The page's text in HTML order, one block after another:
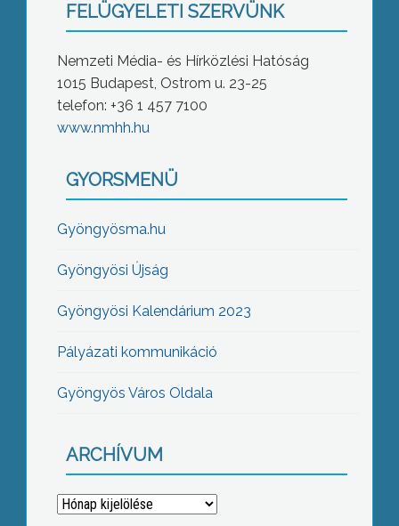
FELÜGYELETI SZERVÜNK
Nemzeti Média- és Hírközlési Hatóság
1015 Budapest, Ostrom u. 23-25
telefon: +36 1 457 7100
www.nmhh.hu
GYORSMENÜ
Gyöngyösma.hu
Gyöngyösi Újság
Gyöngyösi Kalendárium 2023
Pályázati kommunikáció
Gyöngyös Város Oldala
ARCHÍVUM
Archívum